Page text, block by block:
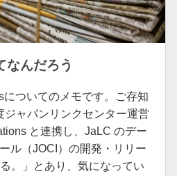
んだろう
ついてのメモです。ご存知
ジャパンリンクセンター運営
と連携し、JaLC のデー
ル（JOCI）の開発・リリー
。」とあり、気になってい